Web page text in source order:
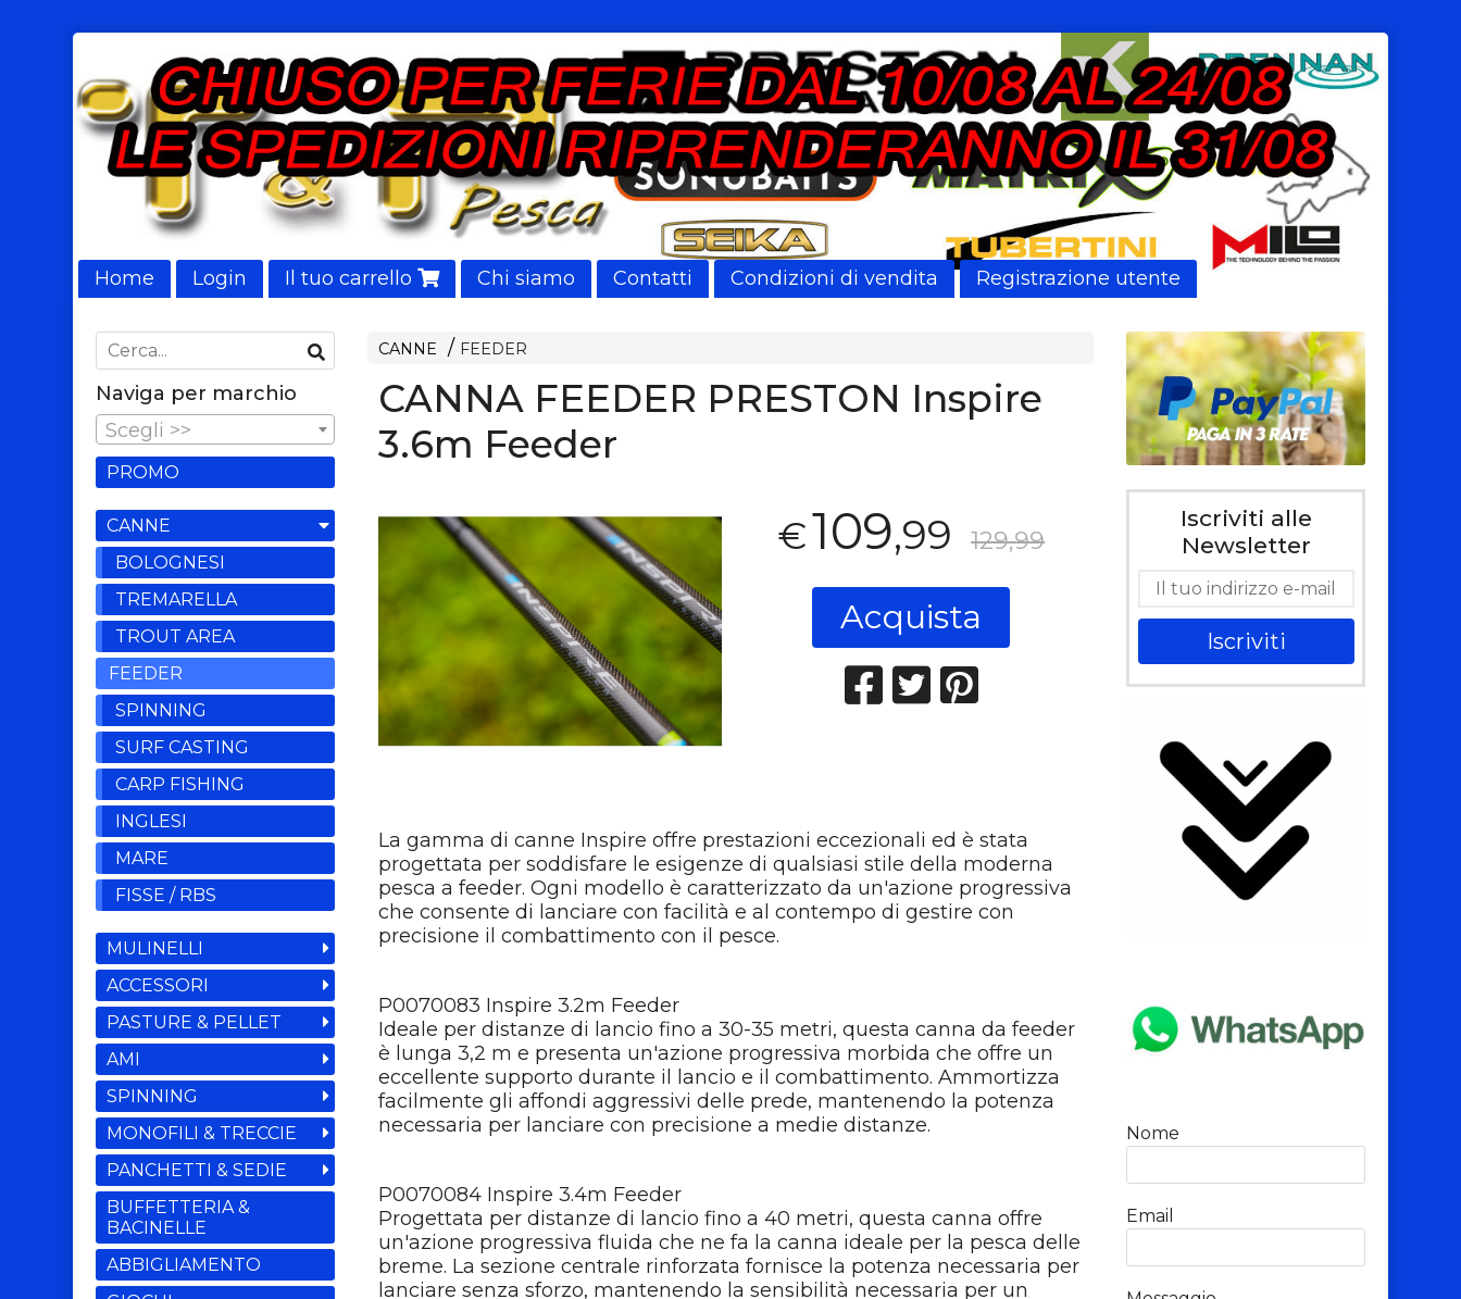
Home Login Il tuo carrello Chi siamo Contatti Condizioni di vendita
Registrazione utente
CANNE FEEDER
CANNA FEEDER PRESTON Inspire
3.6m Feeder
€109,99 129,99
Acquista
La gamma di canne Inspire offre prestazioni eccezionali ed è stata
progettata per soddisfare le esigenze di qualsiasi stile della moderna
pesca a feeder. Ogni modello è caratterizzato da un'azione progressiva
che consente di lanciare con facilità e al contempo di gestire con
precisione il combattimento con il pesce.
P0070083 Inspire 3.2m Feeder
Ideale per distanze di lancio fino a 30-35 metri, questa canna da feeder
è lunga 3,2 m e presenta un'azione progressiva morbida che offre un
eccellente supporto durante il lancio e il combattimento. Ammortizza
facilmente gli affondi aggressivi delle prede, mantenendo la potenza
necessaria per lanciare con precisione a medie distanze.
P0070084 Inspire 3.4m Feeder
Progettata per distanze di lancio fino a 40 metri, questa canna offre
un'azione progressiva fluida che ne fa la canna ideale per la pesca delle
breme. La sezione centrale rinforzata fornisce la potenza necessaria per
lanciare senza sforzo, mantenendo la sensibilità necessaria per un
Naviga per marchio
Scegli >>
PROMO
CANNE
BOLOGNESI
TREMARELLA
TROUT AREA
FEEDER
SPINNING
SURF CASTING
CARP FISHING
INGLESI
MARE
FISSE / RBS
MULINELLI
ACCESSORI
PASTURE & PELLET
AMI
SPINNING
MONOFILI & TRECCIE
PANCHETTI & SEDIE
BUFFETTERIA &
BACINELLE
ABBIGLIAMENTO
Iscriviti alle
Newsletter
Iscriviti
Nome
Email